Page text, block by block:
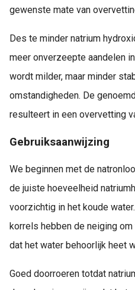
gewenste mate van
Des te minder natrium
meer onverzeepte aandelen
wordt milder, maar minder
omstandigheden. De
resulteert in een overvetting
Gebruiksaanwijzing
We beginnen met de
de juiste hoeveelheid
voorzichtig in het koude
korrels hebben de neiging
dat het water behoorlijk heet
Goed doorroeren totdat